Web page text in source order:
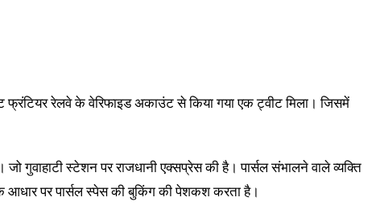
फ्रंटियर रेलवे के वेरिफाइड अकाउंट से किया गया एक ट्वीट मिला। जिसमें
जो गुवाहाटी स्टेशन पर राजधानी एक्सप्रेस की है। पार्सल संभालने वाले व्यक्ति
के आधार पर पार्सल स्पेस की बुकिंग की पेशकश करता है।